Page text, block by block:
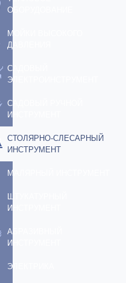
ОБОРУДОВАНИЕ
МОЙКИ ВЫСОКОГО
ДАВЛЕНИЯ
САДОВЫЙ
ЭЛЕКТРОИНСТРУМЕНТ
САДОВЫЙ РУЧНОЙ
ИНСТРУМЕНТ
СТОЛЯРНО-СЛЕСАРНЫЙ
ИНСТРУМЕНТ
МАЛЯРНЫЙ ИНСТРУМЕНТ
ШТУКАТУРНЫЙ
ИНСТРУМЕНТ
АБРАЗИВНЫЙ
ИНСТРУМЕНТ
ЭЛЕКТРИКА